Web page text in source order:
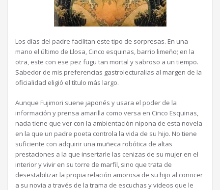
Los días del padre facilitan este tipo de sorpresas. En una
mano el último de Llosa, Cinco esquinas, barrio limeño; en la
otra, este con ese pez fugu tan mortal y sabroso a un tiempo.
Sabedor de mis preferencias gastrolecturalias al margen de la
oficialidad eligió el título más largo.
Aunque Fujimori suene japonés y usara el poder de la
información y prensa amarilla como versa en Cinco Esquinas,
nada tiene que ver con la ambientación nipona de esta novela
en la que un padre poeta controla la vida de su hijo. No tiene
suficiente con adquirir una muñeca robótica de altas
prestaciones a la que insertarle las cenizas de su mujer en el
interior y vivir en su torre de marfil, sino que trata de
desestabilizar la propia relación amorosa de su hijo al conocer
a su novia a través de la trama de escuchas y videos que le